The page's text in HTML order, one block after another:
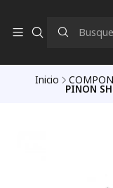
Inicio
PINON